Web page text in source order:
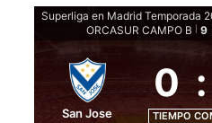
ORCASUR CAMPO B
9
San Jose
0 :
TIEMPO